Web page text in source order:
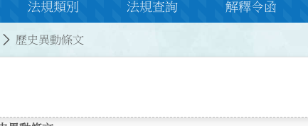
法規類別 法規查詢 解釋令函
歷史異動條文